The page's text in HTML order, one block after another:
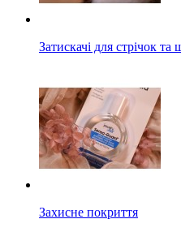
Затискачі для стрічок та
Захисне покриття